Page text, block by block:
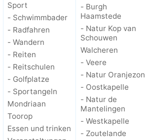
Sport
- Schwimmbader
- Radfahren
- Wandern
- Reiten
- Reitschulen
- Golfplatze
- Sportangeln
Mondriaan
Toorop
Essen und trinken
- Burgh
Haamstede
- Natur Kop van
Schouwen
Walcheren
- Veere
- Natur Oranjezon
- Oostkapelle
- Natur de
Mantelingen
- Westkapelle
- Zoutelande